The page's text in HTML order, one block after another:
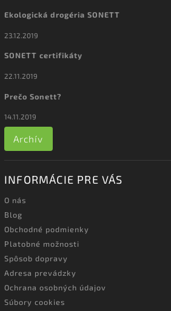
Ekologická drogéria SONETT
23.12.2019
SONETT certifikáty
22.11.2019
Prečo Sonett?
14.11.2019
Archív
INFORMÁCIE PRE VÁS
O nás
Blog
Obchodné podmienky
Platobné možnosti
Spôsob dopravy
Adresa prevádzky
Ochrana osobných údajov
Súbory cookies